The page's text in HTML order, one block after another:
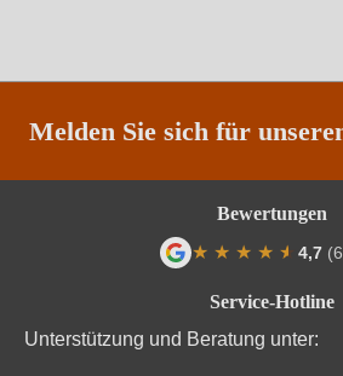
Melden Sie sich für
Service-Hotline
Unterstützung und Beratung unter:
Bewertungen
★ ★ ★ ★ ★
★ 4,7